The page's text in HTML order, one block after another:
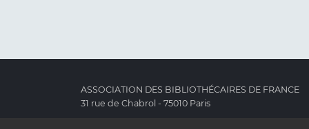
ASSOCIATION DES BIBLIOTHÉCAIRES DE FRANCE
31 rue de Chabrol - 75010 Paris